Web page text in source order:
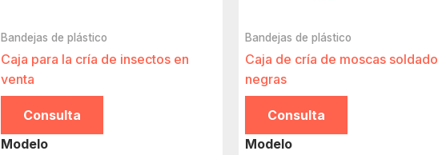
Bandejas de plástico
Caja para la cría de insectos en
venta
Consulta
Modelo
Bandejas de plástico
Caja de cría de moscas soldado
negras
Consulta
Modelo